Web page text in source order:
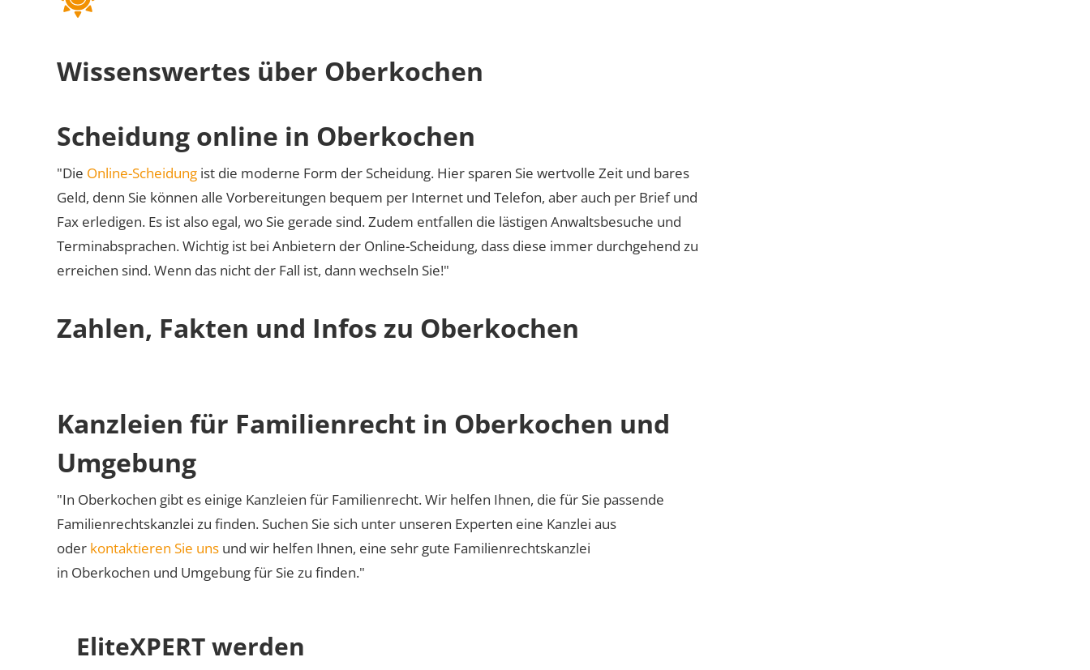
Wissenswertes über Oberkochen
Scheidung online in Oberkochen
"Die Online-Scheidung ist die moderne Form der Scheidung. Hier sparen Sie wertvolle Zeit und bares
Geld, denn Sie können alle Vorbereitungen bequem per Internet und Telefon, aber auch per Brief und
Fax erledigen. Es ist also egal, wo Sie gerade sind. Zudem entfallen die lästigen Anwaltsbesuche und
Terminabsprachen. Wichtig ist bei Anbietern der Online-Scheidung, dass diese immer durchgehend zu
erreichen sind. Wenn das nicht der Fall ist, dann wechseln Sie!"
Zahlen, Fakten und Infos zu Oberkochen
Kanzleien für Familienrecht in Oberkochen und
Umgebung
"In Oberkochen gibt es einige Kanzleien für Familienrecht. Wir helfen Ihnen, die für Sie passende
Familienrechtskanzlei zu finden. Suchen Sie sich unter unseren Experten eine Kanzlei aus
oder kontaktieren Sie uns und wir helfen Ihnen, eine sehr gute Familienrechtskanzlei
in Oberkochen und Umgebung für Sie zu finden."
EliteXPERT werden